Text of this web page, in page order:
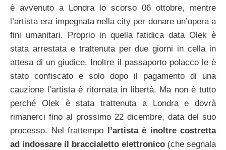
è avvenuto a Londra lo scorso 06 ottobre, mentre
l’artista era impegnata nella city per donare un’opera a
fini umanitari. Proprio in quella fatidica data Olek è
stata arrestata e trattenuta per due giorni in cella in
attesa di un giudice. Inoltre il passaporto polacco le è
stato confiscato e solo dopo il pagamento di una
cauzione l’artista è ritornata in libertà. Ma non è tutto
perché Olek è stata trattenuta a Londra e dovrà
rimanerci fino al prossimo 22 dicembre, data del suo
processo. Nel frattempo l’artista è inoltre costretta
ad indossare il braccialetto elettronico (che segnala